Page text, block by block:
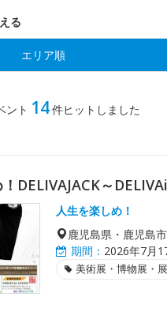
る
エリア順
ント 14件ヒットしました
DELIVAJACK～
人生を楽しめ！
鹿児島県・鹿児島市
期間： 2026年7月
美術展・博物展・